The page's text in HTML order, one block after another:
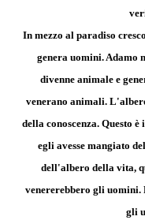
In mezzo al paradiso
genera uomini. Adamo
divenne animale e
venerano animali.
della conoscenza. Questo
egli avesse mangiato
dell'albero della vita,
venererebbero gli
gli